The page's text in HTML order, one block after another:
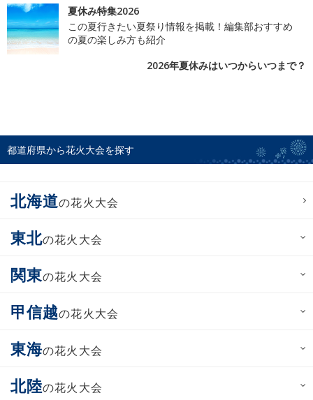
夏休み特集2026
この夏行きたい夏祭り情報を掲載！編集部おすすめ
の夏の楽しみ方も紹介
2026年夏休みはいつからいつまで？
都道府県から花火大会を探す
北海道の花火大会
東北の花火大会
関東の花火大会
甲信越の花火大会
東海の花火大会
北陸の花火大会